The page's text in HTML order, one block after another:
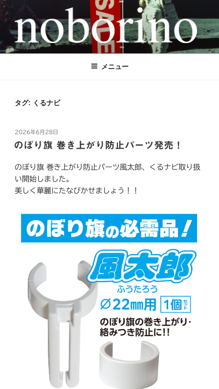
コ
ン
ン
ツ
NOBORINO（ノボリーノ）のぼり旗
＆ステッカー専門店
のぼり旗とステッカーで世界を元気に！
メニュー
タグ: くるナビ
投
日:
2026年6月28日
のぼり旗 巻き上がり防止パーツ発売！
のぼり旗 巻き上がり防止パーツ風太郎、くるナビ取り扱
い開始しました。
美しく華麗にたなびかせましょう！！